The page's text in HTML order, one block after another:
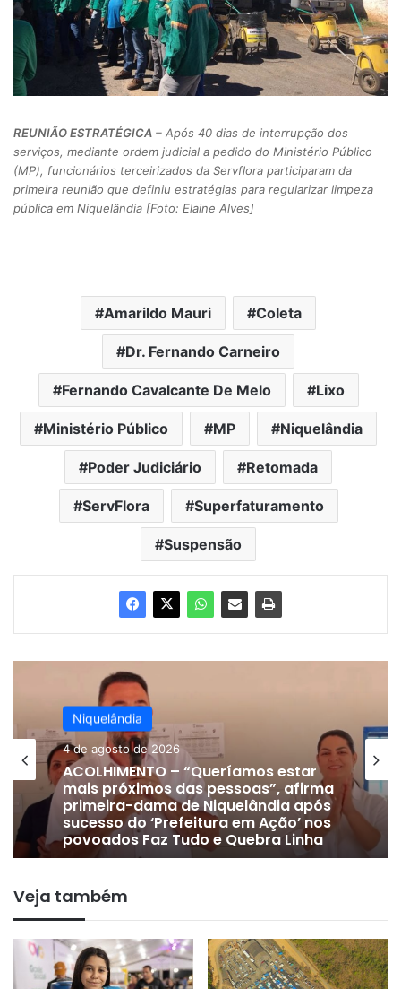
REUNIÃO ESTRATÉGICA – Após 40 dias de interrupção dos
serviços, mediante ordem judicial a pedido do Ministério Público
(MP), funcionários terceirizados da Servflora participaram da
primeira reunião que definiu estratégias para regularizar limpeza
pública em Niquelândia [Foto: Elaine Alves]
Amarildo Mauri Coleta
Dr. Fernando Carneiro
Fernando Cavalcante De Melo Lixo
Ministério Público MP Niquelândia
Poder Judiciário Retomada
ServFlora Superfaturamento
Suspensão
Niquelândia
4 de agosto de 2026
ACOLHIMENTO – “Queríamos estar
mais próximos das pessoas”, afirma
primeira-dama de Niquelândia após
povoados Faz Tudo e Quebra Linha
Niquelândia
24 de julho de 2026
DE OLHO EM 2028 | Vice-prefeito
Lissauer Vieira após rompimento
com prefeito em Niquelândia
Veja também